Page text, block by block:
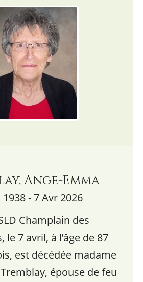
Ange-Emma
- 7 Avr 2026
Champlain des
le 7 avril, à l’âge de 87
est décédée madame
épouse de feu